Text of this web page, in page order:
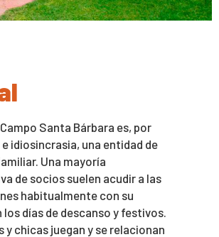
Santa Bárbara es, por
idiosincrasia, una entidad de
Una mayoría
de socios suelen acudir a las
habitualmente con su
los días de descanso y festivos.
y chicas juegan y se relacionan